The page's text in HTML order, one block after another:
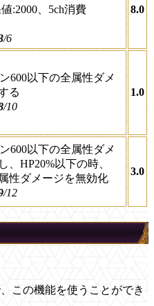
:2000、5ch消費
/6
8.0
600以下の全属性ダメ
る
/10
1.0
600以下の全属性ダメ
、HP20%以下の時、
性ダメージを無効化
/12
3.0
この機能を使うことができ